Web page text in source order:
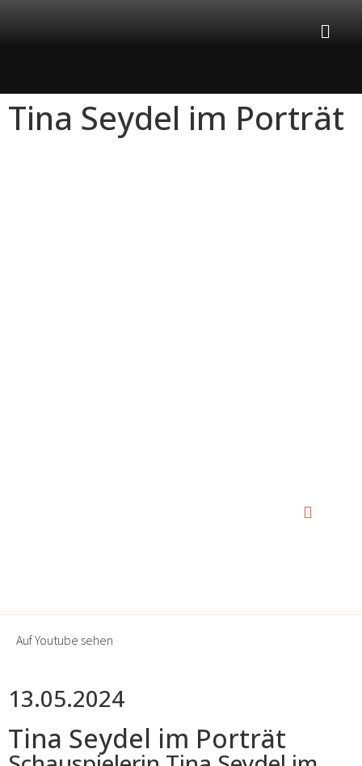
Tina Seydel im Porträt
Auf Youtube sehen
13.05.2024
Tina Seydel im Porträt